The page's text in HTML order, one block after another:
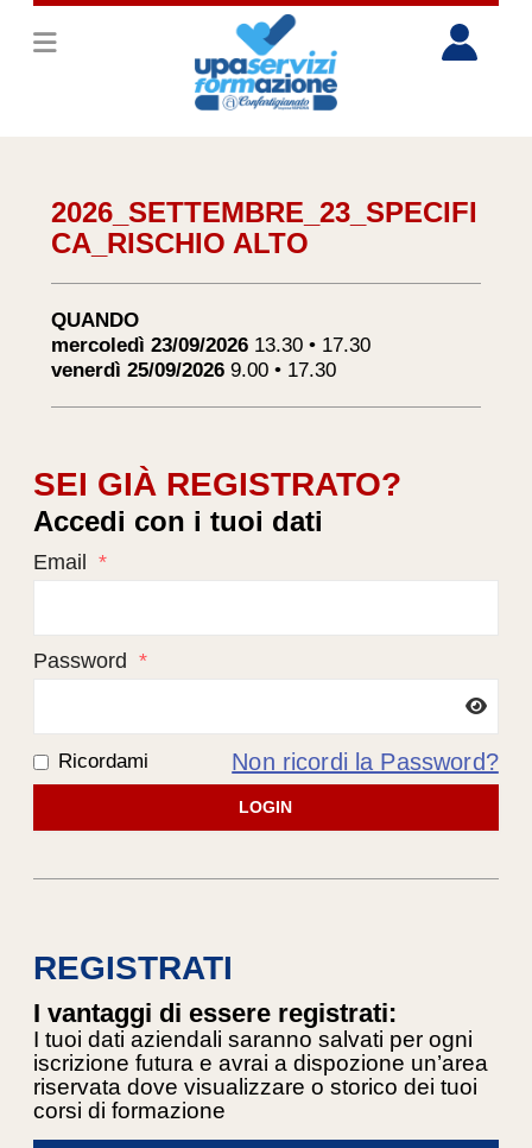
2026_SETTEMBRE_23_SPECIFI
CA_RISCHIO ALTO
QUANDO
mercoledì 23/09/2026 13.30 • 17.30
venerdì 25/09/2026 9.00 • 17.30
SEI GIÀ REGISTRATO?
Accedi con i tuoi dati
Email *
Password *
Ricordami Non ricordi la Password?
LOGIN
REGISTRATI
I vantaggi di essere registrati:
I tuoi dati aziendali saranno salvati per ogni
iscrizione futura e avrai a dispozione un’area
riservata dove visualizzare o storico dei tuoi
corsi di formazione